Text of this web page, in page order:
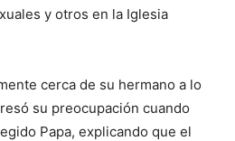
y otros en la Iglesia
cerca de su hermano a lo
su preocupación cuando
Papa, explicando que el